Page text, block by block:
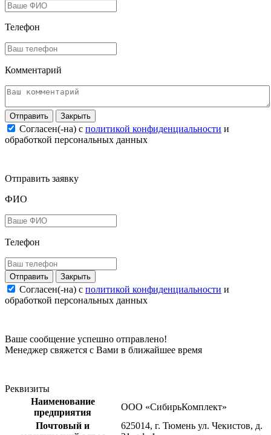
Телефон
Комментарий
Закрыть
Согласен(-на) c политикой конфиденциальности и
обработкой персональных данных
Отправить заявку
ФИО
Телефон
Закрыть
Согласен(-на) c политикой конфиденциальности и
обработкой персональных данных
Ваше сообщение успешно отправлено!
Менеджер свяжется с Вами в ближайшее время
Реквизиты
Наименование
предприятия
ООО «СибирьКомплект»
Почтовый и
625014, г. Тюмень ул. Чекистов, д.